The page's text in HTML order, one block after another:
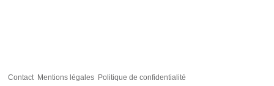
Contact Mentions légales Politique de confidentialité